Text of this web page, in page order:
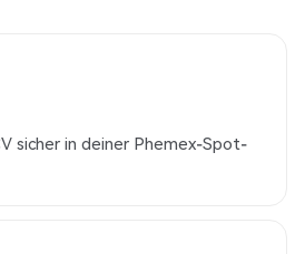
sicher in deiner Phemex-Spot-